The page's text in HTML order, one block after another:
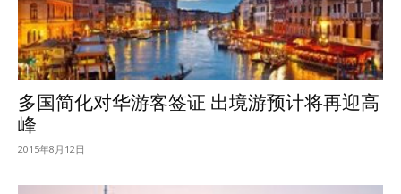
多国简化对华游客签证 出境游预计将再迎高
峰
2015年8月12日